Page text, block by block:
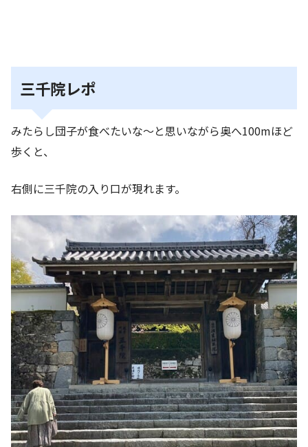
三千院レポ
みたらし団子が食べたいな～と思いながら奥へ100mほど
歩くと、
右側に三千院の入り口が現れます。